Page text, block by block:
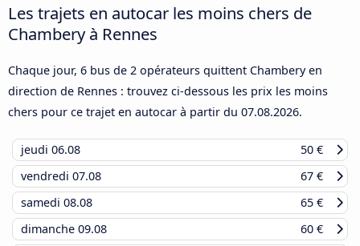
Les trajets en autocar les moins chers de
Chambery à Rennes
Chaque jour, 6 bus de 2 opérateurs quittent Chambery en
direction de Rennes : trouvez ci-dessous les prix les moins
chers pour ce trajet en autocar à partir du 07.08.2026.
jeudi 06.08
50 €
vendredi 07.08
67 €
samedi 08.08
65 €
dimanche 09.08
60 €